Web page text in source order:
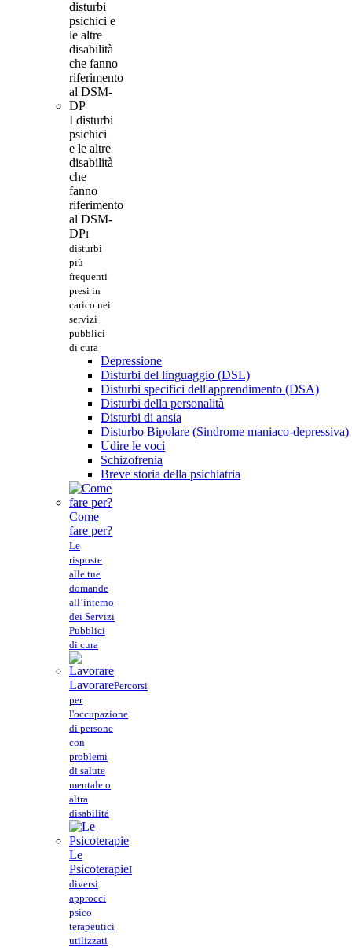
I disturbi
psichici
e le altre
disabilità
che
fanno
riferimento
al DSM-
DPI
disturbi
più
frequenti
presi in
carico nei
servizi
pubblici
di cura
Depressione
Disturbi del linguaggio (DSL)
Disturbi specifici dell'apprendimento (DSA)
Disturbi della personalità
Disturbi di ansia
Disturbo Bipolare (Sindrome maniaco-depressiva)
Udire le voci
Schizofrenia
Breve storia della psichiatria
Come
fare per?
Le
risposte
alle tue
domande
all’interno
dei Servizi
Pubblici
di cura
LavorarePercorsi
per
l'occupazione
di persone
con
problemi
di salute
mentale o
altra
disabilità
Le
PsicoterapieI
diversi
approcci
psico
terapeutici
utilizzati